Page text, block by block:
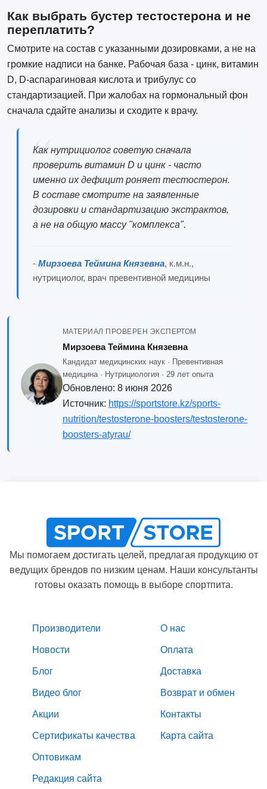
Как выбрать бустер тестостерона и не
переплатить?
Смотрите на состав с указанными дозировками, а не на
громкие надписи на банке. Рабочая база - цинк, витамин
D, D-аспарагиновая кислота и трибулус со
стандартизацией. При жалобах на гормональный фон
сначала сдайте анализы и сходите к врачу.
Как нутрициолог советую сначала
проверить витамин D и цинк - часто
именно их дефицит роняет тестостерон.
В составе смотрите на заявленные
дозировки и стандартизацию экстрактов,
а не на общую массу "комплекса".
- Мирзоева Теймина Князевна, к.м.н.,
нутрициолог, врач превентивной медицины
МАТЕРИАЛ ПРОВЕРЕН ЭКСПЕРТОМ
Мирзоева Теймина Князевна
Кандидат медицинских наук · Превентивная
медицина · Нутрициология · 29 лет опыта
Обновлено: 8 июня 2026
Источник: https://sportstore.kz/sports-
nutrition/testosterone-boosters/testosterone-
boosters-atyrau/
Мы помогаем достигать целей, предлагая продукцию от
ведущих брендов по низким ценам. Наши консультанты
готовы оказать помощь в выборе спортпита.
Производители
Новости
Блог
Видео блог
Акции
Сертификаты качества
Оптовикам
Редакция сайта
О нас
Оплата
Доставка
Возврат и обмен
Контакты
Карта сайта